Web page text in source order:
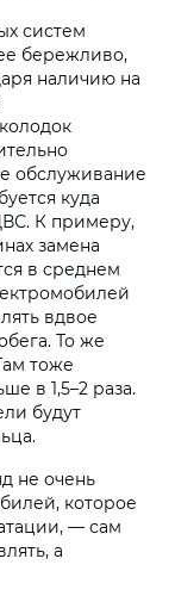
систем
бережливо,
наличию на
обслуживание
куда
К примеру,
замена
в среднем
вдвое
То же
тоже
в 1,5–2 раза.
будут
не очень
которое
— сам
а